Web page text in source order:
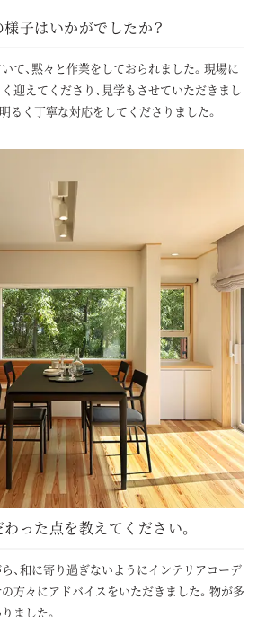
子はいかがでしたか？
て、黙々と作業をしておられました。現場に
迎えてくださり、見学もさせていただきまし
るく丁寧な対応をしてくださりました。
った点を教えてください。
、和に寄り過ぎないようにインテリアコーデ
方々にアドバイスをいただきました。物が多
ました。